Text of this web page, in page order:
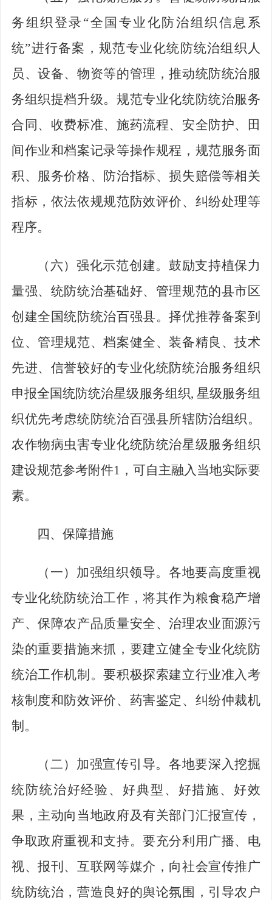
务组织登录 “全国专业化防治组织信息系
统”进行备案，规范专业化统防统治组织人
员、设备、物资等的管理，推动统防统治服
务组织提档升级。规范专业化统防统治服务
合同、收费标准、施药流程、安全防护、田
间作业和档案记录等操作规程，规范服务面
积、服务价格、防治指标、损失赔偿等相关
指标，依法依规规范防效评价、纠纷处理等
程序。
（六）强化示范创建。 鼓励支持植保力
量强、统防统治基础好、管理规范的县市区
创建全国统防统治百强县。择优推荐备案到
位、管理规范、档案健全、装备精良、技术
先进、信誉较好的专业化统防统治服务组织
申报全国统防统治星级服务组织, 星级服务组
织优先考虑统防统治百强县所辖防治组织。
农作物病虫害专业化统防统治星级服务组织
建设规范参考附件1 ，可自主融入当地实际要
素。
四、保障措施
（一）加强组织领导。 各地要高度重视
专业化统防统治工作，将其作为粮食稳产增
产、保障农产品质量安全、治理农业面源污
染的重要措施来抓，要建立健全专业化统防
统治工作机制。要积极探索建立行业准入考
核制度和防效评价、药害鉴定、纠纷仲裁机
制。
（二）加强宣传引导。 各地要深入挖掘
统防统治好经验、好典型、好措施、好效
果，主动向当地政府及有关部门汇报宣传，
争取政府重视和支持。要充分利用广播、电
视、报刊、互联网等媒介，向社会宣传推广
统防统治，营造良好的舆论氛围，引导农户